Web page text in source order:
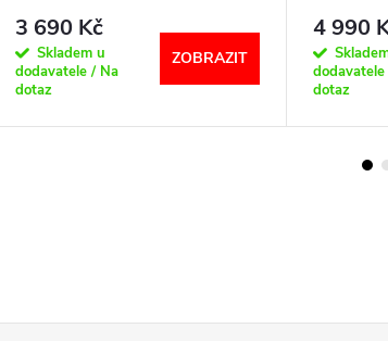
3 690 Kč
Skladem u
dodavatele / Na
dotaz
ZOBRAZIT
4 990
dotaz